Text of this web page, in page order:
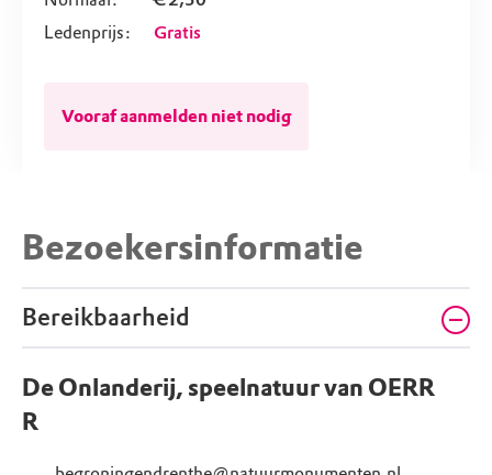
Ledenprijs:
Gratis
Vooraf aanmelden niet nodig
Bezoekersinformatie
Bereikbaarheid
De Onlanderij, speelnatuur van OERR
R